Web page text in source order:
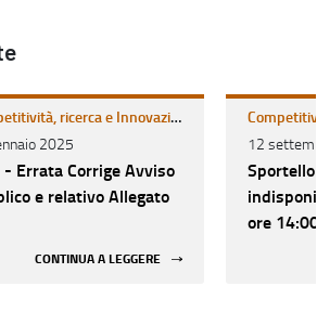
Competitività, ricerca e Innovazione
2025
- Errata Corrige Avviso
e relativo Allegato
CONTINUA A LEGGERE
12
ore